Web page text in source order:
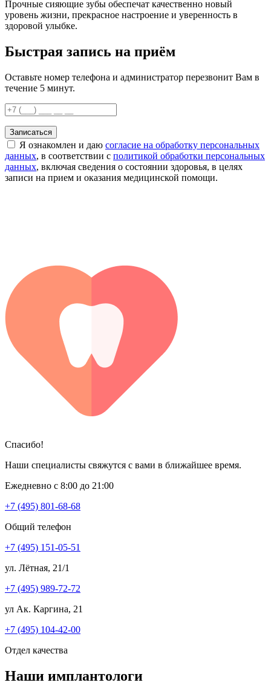
Прочные сияющие зубы обеспечат качественно новый
уровень жизни, прекрасное настроение и уверенность в
здоровой улыбке.
Быстрая запись на приём
Оставьте номер телефона и администратор перезвонит Вам в
течение 5 минут.
Записаться
Я ознакомлен и даю согласие на обработку персональных
данных, в соответствии с политикой обработки персональных
данных, включая сведения о состоянии здоровья, в целях
записи на прием и оказания медицинской помощи.
Спасибо!
Наши специалисты свяжутся с вами в ближайшее время.
Ежедневно с 8:00 до 21:00
+7 (495) 801-68-68
Общий телефон
+7 (495) 151-05-51
ул. Лётная, 21/1
+7 (495) 989-72-72
ул Ак. Каргина, 21
+7 (495) 104-42-00
Отдел качества
Наши имплантологи